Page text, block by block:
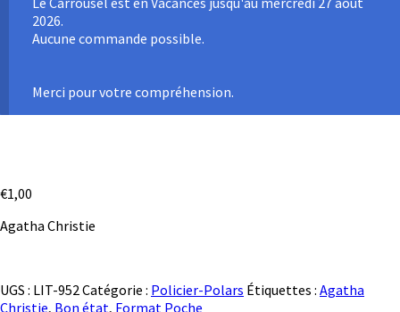
2026.
Aucune commande possible.
Merci pour votre compréhension.
€1,00
Agatha Christie
UGS : LIT-952Catégorie : Policier-Polars Étiquettes : Agatha
Christie, Bon état, Format Poche